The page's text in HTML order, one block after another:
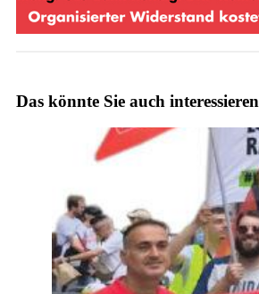
Das könnte Sie auch interessieren